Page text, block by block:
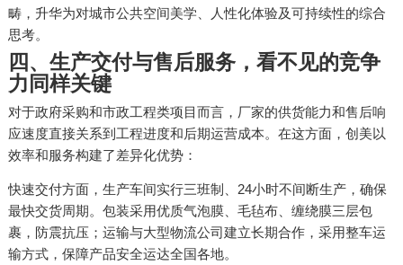
畴，升华为对城市公共空间美学、人性化体验及可持续性的综合
思考。
四、生产交付与售后服务，看不见的竞争
力同样关键
对于政府采购和市政工程类项目而言，厂家的供货能力和售后响
应速度直接关系到工程进度和后期运营成本。在这方面，创美以
效率和服务构建了差异化优势：
快速交付方面，生产车间实行三班制、24小时不间断生产，确保
最快交货周期。包装采用优质气泡膜、毛毡布、缠绕膜三层包
裹，防震抗压；运输与大型物流公司建立长期合作，采用整车运
输方式，保障产品安全运达全国各地。